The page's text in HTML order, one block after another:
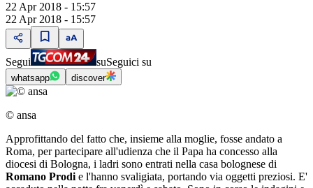
22 Apr 2018 - 15:57
22 Apr 2018 - 15:57
Segui suSeguici su
whatsapp discover
© ansa
Approfittando del fatto che, insieme alla moglie, fosse andato a
Roma, per partecipare all'udienza che il Papa ha concesso alla
diocesi di Bologna, i ladri sono entrati nella casa bolognese di
Romano Prodi e l'hanno svaligiata, portando via oggetti preziosi. E'